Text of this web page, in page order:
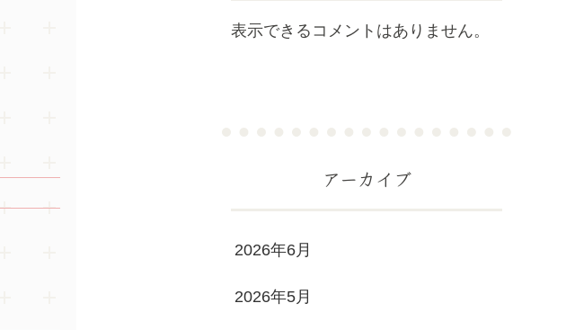
表示できるコメントはありません。
アーカイブ
2026年6月
2026年5月